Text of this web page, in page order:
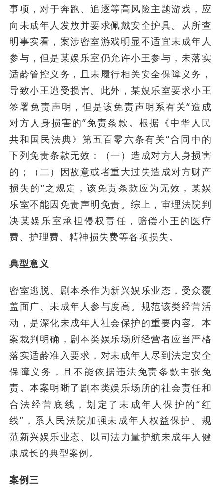
事项，对于奔跑、追逐等高风险主题游戏，应
向未成年人发放并要求佩戴安全护具。从所查
明事实看，案涉密室游戏明显不适宜未成年人
参与，但是某娱乐室仍允许小王参与，未落实
适龄管控义务，且未履行相关安全保障义务，
导致小王遭受损害。此外，某娱乐室要求小王
签署免责声明，但是该免责声明系有关“造成
对方人身损害的”免责条款。根据《中华人民
共和国民法典》第五百零六条有关“合同中的
下列免责条款无效：（一）造成对方人身损害
的；（二）因故意或者重大过失造成对方财产
损失的”之规定，该免责条款应为无效，某娱
乐室不能因免责声明免责。综上，审理法院判
决某娱乐室承担侵权责任，赔偿小王的医疗
费、护理费、精神损失费等各项损失。
典型意义
密室逃脱、剧本杀作为新兴娱乐业态，受众覆
盖面广、未成年人参与度高。规范该类经营活
动，是深化未成年人社会保护的重要内容。本
案裁判明确，剧本类娱乐场所经营者应当严格
落实适龄准入要求，对未成年人尽到法定安全
保障义务，且不能依据违法免责条款主张免
责。本案明晰了剧本类娱乐场所的社会责任和
合法经营底线，划定了未成年人保护的“红
线”，系人民法院加强未成年人权益保护、规
范新兴娱乐业态、以司法力量护航未成年人健
康成长的典型案例。
案例三